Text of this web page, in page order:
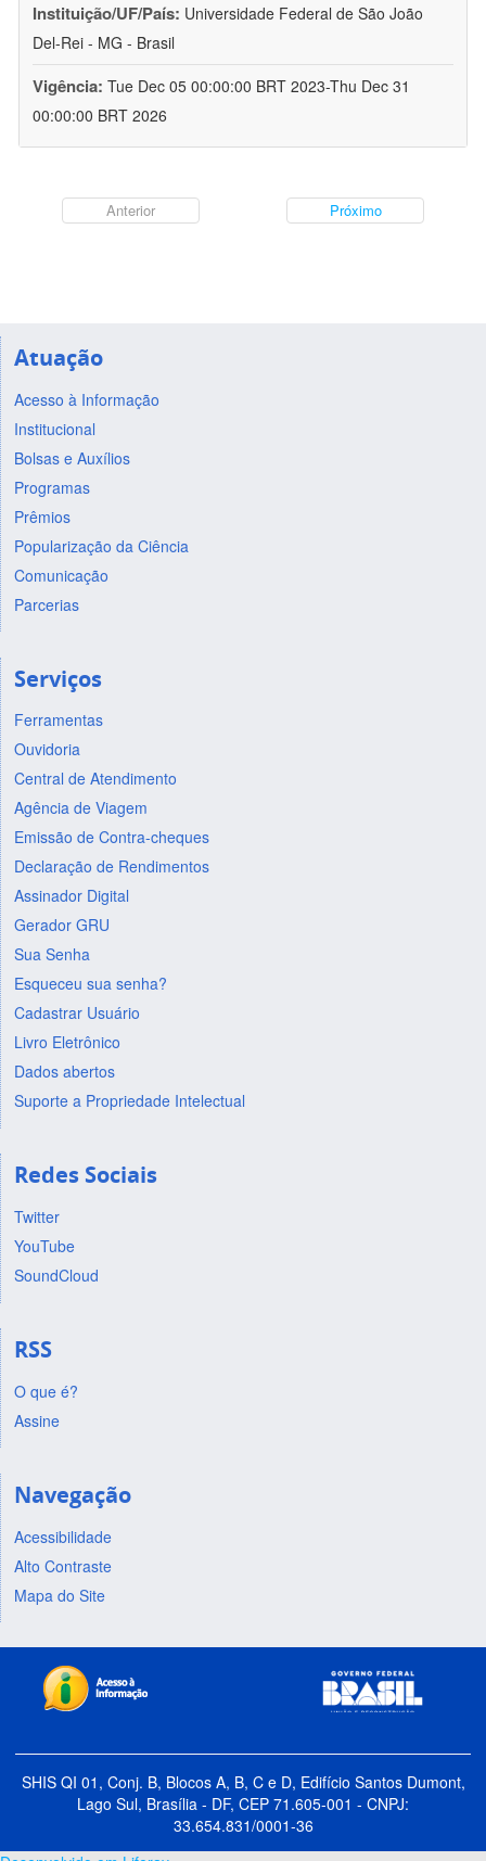
Instituição/UF/País: Universidade Federal de São João
Del-Rei - MG - Brasil
Vigência: Tue Dec 05 00:00:00 BRT 2023-Thu Dec 31
00:00:00 BRT 2026
Anterior Próximo
Atuação
Acesso à Informação
Institucional
Bolsas e Auxílios
Programas
Prêmios
Popularização da Ciência
Comunicação
Parcerias
Serviços
Ferramentas
Ouvidoria
Central de Atendimento
Agência de Viagem
Emissão de Contra-cheques
Declaração de Rendimentos
Assinador Digital
Gerador GRU
Sua Senha
Esqueceu sua senha?
Cadastrar Usuário
Livro Eletrônico
Dados abertos
Suporte a Propriedade Intelectual
Redes Sociais
Twitter
YouTube
SoundCloud
RSS
O que é?
Assine
Navegação
Acessibilidade
Alto Contraste
Mapa do Site
SHIS QI 01, Conj. B, Blocos A, B, C e D, Edifício Santos Dumont,
Lago Sul, Brasília - DF, CEP 71.605-001 - CNPJ:
33.654.831/0001-36